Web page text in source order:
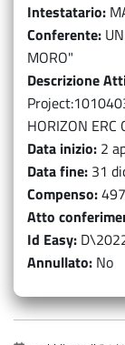
Intestatario
Conferente
MORO"
Descrizione
HORIZON ERC
Data inizio 2
Data fine 31
Compenso
Atto
Id Easy
Annullato No